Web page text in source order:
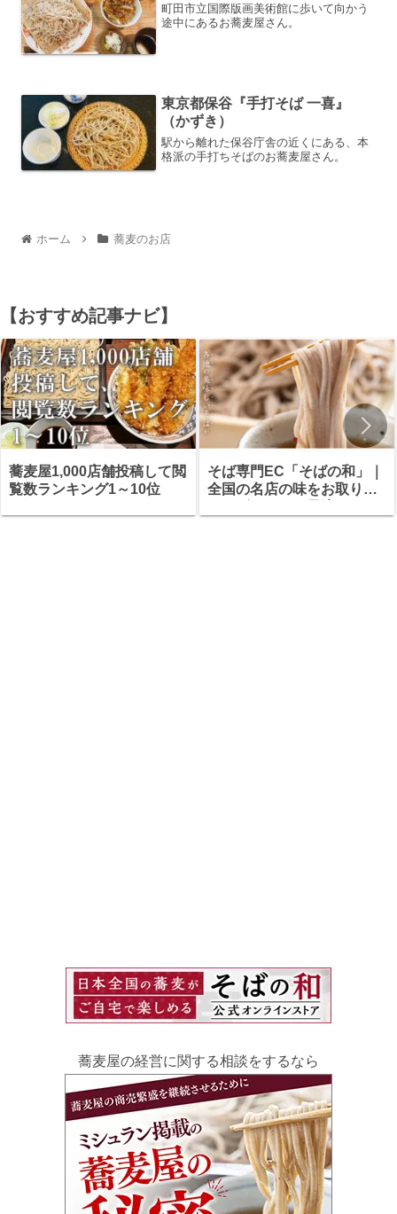
町田市立国際版画美術館に歩いて向かう
途中にあるお蕎麦屋さん。
東京都保谷『手打そば 一喜』
（かずき）
駅から離れた保谷庁舎の近くにある、本
格派の手打ちそばのお蕎麦屋さん。
ホーム 蕎麦のお店
【おすすめ記事ナビ】
蕎麦屋1,000店舗投稿して閲
覧数ランキング1～10位
そば専門EC「そばの和」｜
全国の名店の味をお取り寄
蕎麦屋の経営に関する相談をするなら